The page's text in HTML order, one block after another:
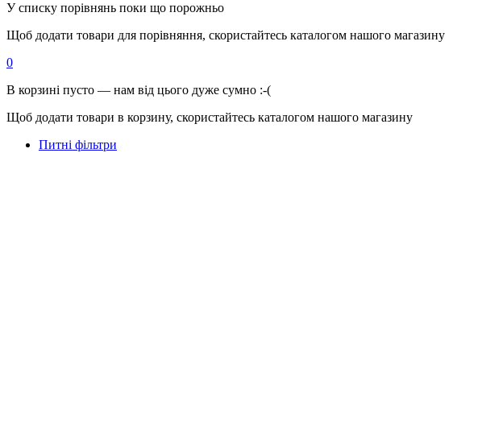
У списку порівнянь поки що порожньо
Щоб додати товари для порівняння, скористайтесь каталогом нашого магазину
0
В корзині пусто — нам від цього дуже сумно :-(
Щоб додати товари в корзину, скористайтесь каталогом нашого магазину
Питні фільтри